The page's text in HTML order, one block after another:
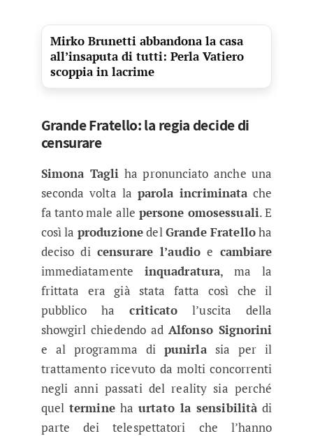
Mirko Brunetti abbandona la casa
all’insaputa di tutti: Perla Vatiero
scoppia in lacrime
Grande Fratello: la regia decide di
censurare
Simona Tagli ha pronunciato anche una
seconda volta la parola incriminatache
fa tanto male alle persone omosessuali. E
così la produzionedelGrande Fratelloha
deciso di censurare l’audioe cambiare
immediatamente inquadratura, ma la
frittata era già stata fatta così che il
pubblico hacriticato l’uscita della
showgirl chiedendo adAlfonso Signorini
e al programma di punirlasia per il
trattamento ricevuto da molti concorrenti
negli anni passati del reality sia perché
quelterminehaurtato la sensibilitàdi
parte dei telespettatori che l’hanno